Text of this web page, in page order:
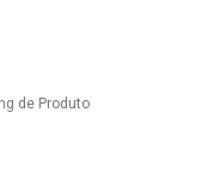
de Produto